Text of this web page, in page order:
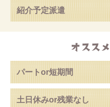
紹介予定派遣
パートor短期間
土日休みor残業なし